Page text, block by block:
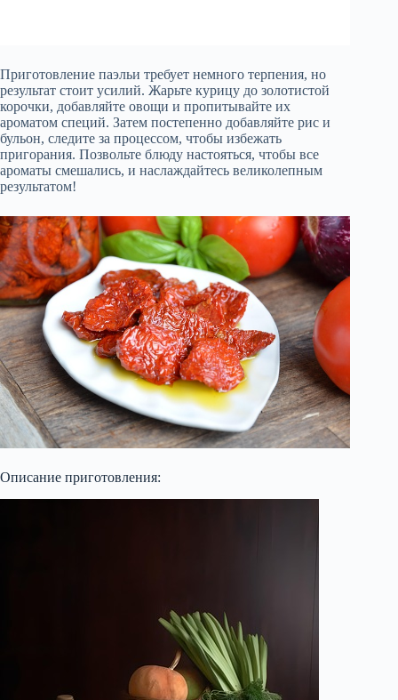
Приготовление паэльи требует немного терпения, но
результат стоит усилий. Жарьте курицу до золотистой
корочки, добавляйте овощи и пропитывайте их
ароматом специй. Затем постепенно добавляйте рис и
бульон, следите за процессом, чтобы избежать
пригорания. Позвольте блюду настояться, чтобы все
ароматы смешались, и наслаждайтесь великолепным
результатом!
Описание приготовления: